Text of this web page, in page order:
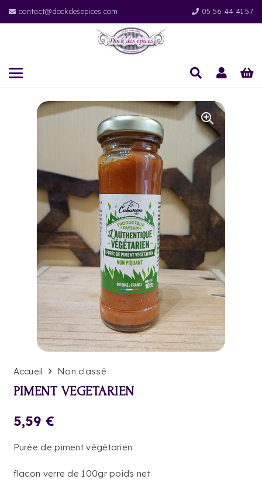
contact@dockdesepices.com 05 56 44 41 57
Accueil Non classé
PIMENT VEGETARIEN
5,59 €
Purée de piment végétarien
flacon verre de 100gr poids net